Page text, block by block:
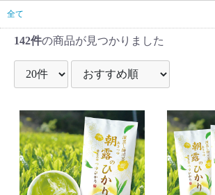
全て
142件の商品が見つかりました